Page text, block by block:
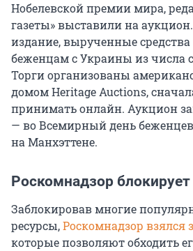
Нобелевской премии мира,
газеты» выставили на
издание, вырученные
беженцам с Украины из числа
Торги организованы
домом Heritage Auctions,
принимать онлайн. Аукцион
— во Всемирный день
на Манхэттене.
Роскомнадзор
Заблокировав многие
ресурсы,Роскомнадзор взялся
которые позволяют обходить